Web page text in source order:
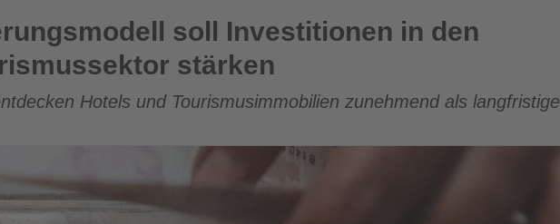
Investitionen in den türkischen Tourismussektor stärken
soll Investitionen in den
stärken
Hotels und Tourismusimmobilien zunehmend als langfristige